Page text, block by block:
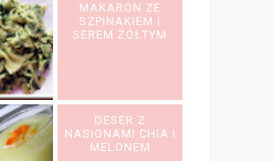
MAKARON ZE
SZPINAKIEM I
SEREM ŻÓŁTYM
DESER Z
NASIONAMI CHIA I
MELONEM